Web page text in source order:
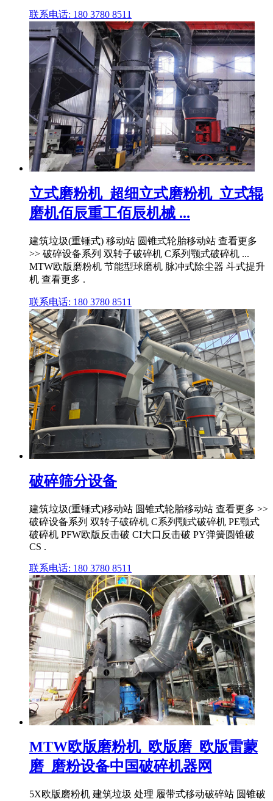
联系电话: 180 3780 8511
立式磨粉机_超细立式磨粉机_立式辊
磨机佰辰重工佰辰机械 ...
建筑垃圾(重锤式) 移动站 圆锥式轮胎移动站 查看更多
>> 破碎设备系列 双转子破碎机 C系列颚式破碎机 ...
MTW欧版磨粉机 节能型球磨机 脉冲式除尘器 斗式提升
机 查看更多 .
联系电话: 180 3780 8511
破碎筛分设备
建筑垃圾(重锤式)移动站 圆锥式轮胎移动站 查看更多 >>
破碎设备系列 双转子破碎机 C系列颚式破碎机 PE颚式
破碎机 PFW欧版反击破 CI大口反击破 PY弹簧圆锥破
CS .
联系电话: 180 3780 8511
MTW欧版磨粉机_欧版磨_欧版雷蒙
磨_磨粉设备中国破碎机器网
5X欧版磨粉机 建筑垃圾 处理 履带式移动破碎站 圆锥破